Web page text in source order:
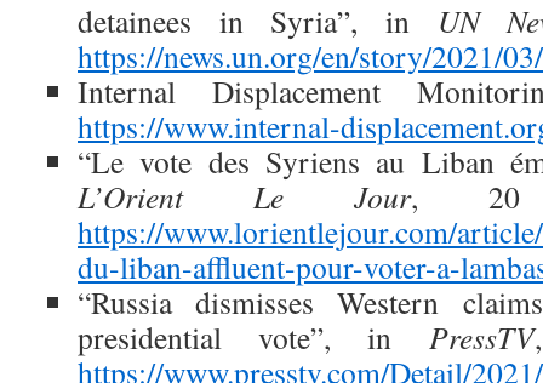
detainees in Syria”, in UN
https://news.un.org/en/story/2021/
Internal Displacement
https://www.internal-
“Le vote des Syriens au Liban
L’Orient Le Jour, 20
https://www.lorientlejour.com/
du-liban-affluent-pour-voter-a-
“Russia dismisses Western
presidential vote”, in PressTV
https://www.presstv.com/Detail/